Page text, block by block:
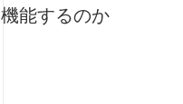
能するのか